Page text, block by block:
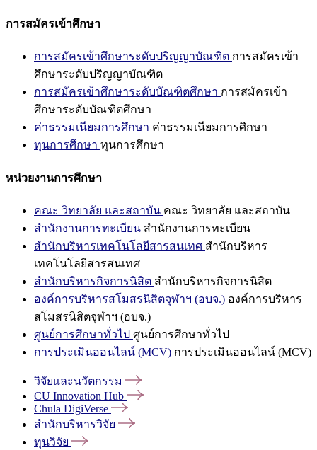
การสมัครเข้าศึกษา
การสมัครเข้าศึกษาระดับปริญญาบัณฑิต การสมัครเข้า
ศึกษาระดับปริญญาบัณฑิต
การสมัครเข้าศึกษาระดับบัณฑิตศึกษา การสมัครเข้า
ศึกษาระดับบัณฑิตศึกษา
ค่าธรรมเนียมการศึกษา ค่าธรรมเนียมการศึกษา
ทุนการศึกษา ทุนการศึกษา
หน่วยงานการศึกษา
คณะ วิทยาลัย และสถาบัน คณะ วิทยาลัย และสถาบัน
สำนักงานการทะเบียน สำนักงานการทะเบียน
สำนักบริหารเทคโนโลยีสารสนเทศ สำนักบริหาร
เทคโนโลยีสารสนเทศ
สำนักบริหารกิจการนิสิต สำนักบริหารกิจการนิสิต
องค์การบริหารสโมสรนิสิตจุฬาฯ (อบจ.) องค์การบริหาร
สโมสรนิสิตจุฬาฯ (อบจ.)
ศูนย์การศึกษาทั่วไป ศูนย์การศึกษาทั่วไป
การประเมินออนไลน์ (MCV) การประเมินออนไลน์ (MCV)
วิจัยและนวัตกรรม
CU Innovation Hub
Chula DigiVerse
สำนักบริหารวิจัย
ทุนวิจัย